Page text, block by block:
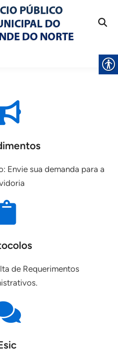
Envie sua demanda para a
de Requerimentos